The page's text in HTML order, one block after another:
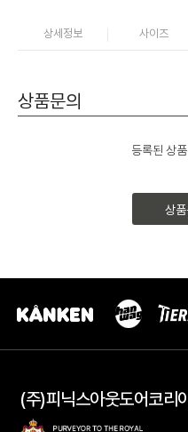
상세정보 사이즈
상품문의
등록된 상
상
(주)피닉스아웃도어코리